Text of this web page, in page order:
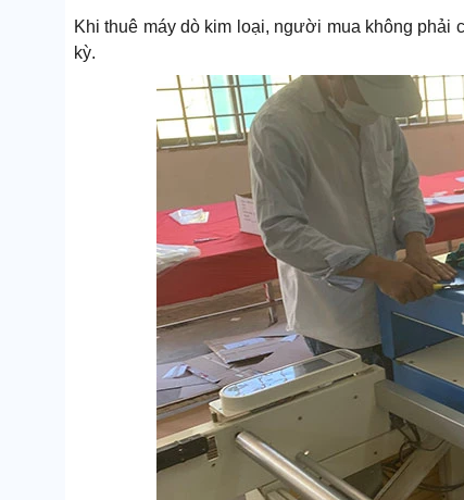
Khi thuê máy dò kim loại, người mua không phải
kỳ.